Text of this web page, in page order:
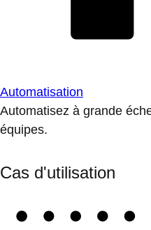
Automatisation
Automatisez à grande
équipes.
Cas d'utilisation